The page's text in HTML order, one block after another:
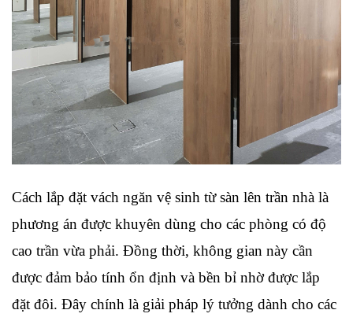
Cách lắp đặt vách ngăn vệ sinh từ sàn lên trần nhà là
phương án được khuyên dùng cho các phòng có độ
cao trần vừa phải. Đồng thời, không gian này cần
được đảm bảo tính ổn định và bền bỉ nhờ được lắp
đặt đôi. Đây chính là giải pháp lý tưởng dành cho các